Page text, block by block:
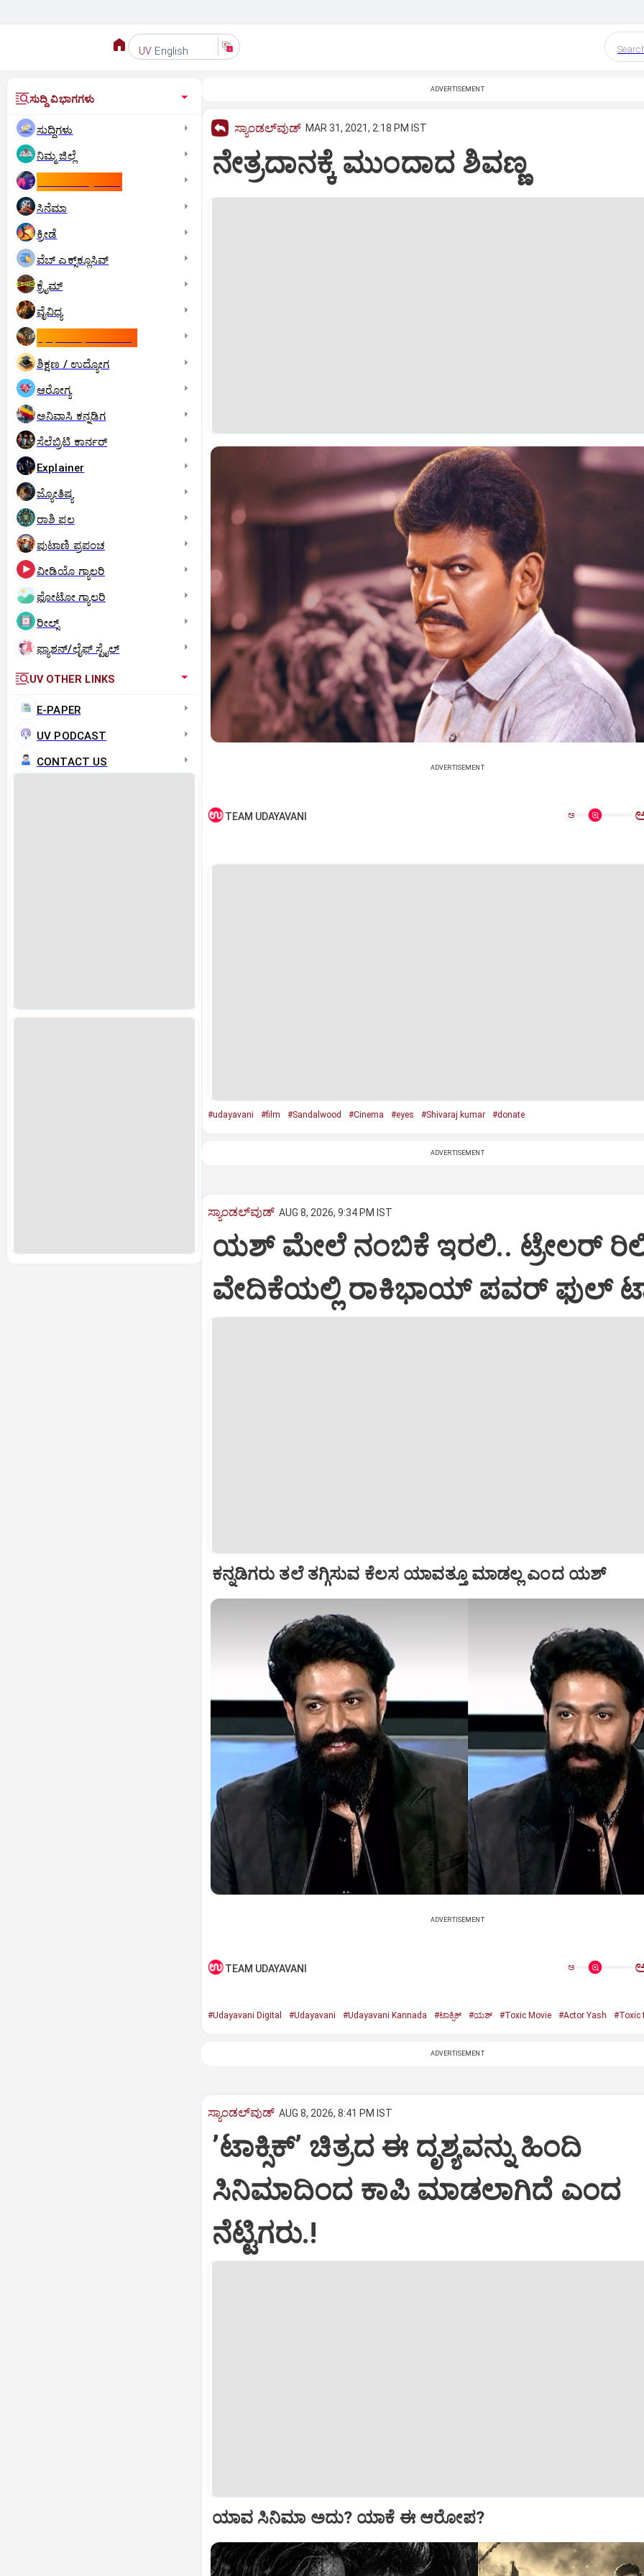
UV English
ಸುದ್ದಿ ವಿಭಾಗಗಳು
ಸುದ್ದಿಗಳು
ನಿಮ್ಮ ಜಿಲ್ಲೆ
ಸಿನೆಮಾ
ಕ್ರೀಡೆ
ವೆಬ್ ಎಕ್ಸ್‌ಕ್ಲೂಸಿವ್
ಕ್ರೈಮ್
ವೈವಿಧ್ಯ
ಶಿಕ್ಷಣ / ಉದ್ಯೋಗ
ಆರೋಗ್ಯ
ಅನಿವಾಸಿ ಕನ್ನಡಿಗ
ಸೆಲೆಬ್ರಿಟಿ ಕಾರ್ನರ್‌
Explainer
ಜ್ಯೋತಿಷ್ಯ
ರಾಶಿ ಫಲ
ಪುಟಾಣಿ ಪ್ರಪಂಚ
ವೀಡಿಯೊ ಗ್ಯಾಲರಿ
ಫೋಟೋ ಗ್ಯಾಲರಿ
ರೀಲ್ಸ್
ಫ್ಯಾಶನ್/ಲೈಫ್‌ ಸ್ಟೈಲ್
UV OTHER LINKS
E-PAPER
UV PODCAST
CONTACT US
ADVERTISEMENT
ಸ್ಯಾಂಡಲ್‌ವುಡ್‌ MAR 31, 2021, 2:18 PM IST
ನೇತ್ರದಾನಕ್ಕೆ ಮುಂದಾದ ಶಿವಣ್ಣ
ADVERTISEMENT
TEAM UDAYAVANI ಅ
#udayavani #film #Sandalwood #Cinema #eyes #Shivaraj kumar #donate
ADVERTISEMENT
ಸ್ಯಾಂಡಲ್‌ವುಡ್‌ AUG 8, 2026, 9:34 PM IST
ಯಶ್‌ ಮೇಲೆ ನಂಬಿಕೆ ಇರಲಿ.. ಟ್ರೇಲರ್‌
ವೇದಿಕೆಯಲ್ಲಿ ರಾಕಿಭಾಯ್‌ ಪವರ್‌ ಫುಲ್‌
ಕನ್ನಡಿಗರು ತಲೆ ತಗ್ಗಿಸುವ ಕೆಲಸ ಯಾವತ್ತೂ ಮಾಡಲ್ಲ ಎಂದ ಯಶ್
ADVERTISEMENT
TEAM UDAYAVANI ಅ
#Udayavani Digital #Udayavani #Udayavani Kannada #ಟಾಕ್ಸಿಕ್‌ #ಯಶ್‌ #Toxic Movie #Actor Yash #Toxic
ADVERTISEMENT
ಸ್ಯಾಂಡಲ್‌ವುಡ್‌ AUG 8, 2026, 8:41 PM IST
ʼಟಾಕ್ಸಿಕ್‌ʼ ಚಿತ್ರದ ಈ ದೃಶ್ಯವನ್ನು ಹಿಂದಿ
ಸಿನಿಮಾದಿಂದ ಕಾಪಿ ಮಾಡಲಾಗಿದೆ ಎಂದ
ನೆಟ್ಟಿಗರು.!
ಯಾವ ಸಿನಿಮಾ ಅದು? ಯಾಕೆ ಈ ಆರೋಪ?